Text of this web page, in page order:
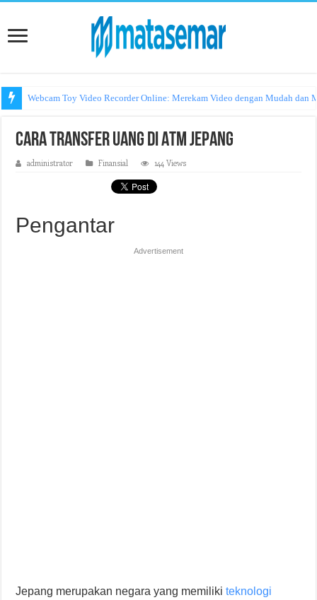
Webcam Toy Video Recorder Online: Merekam Video dengan Mudah dan
Cara Transfer Uang di ATM Jepang
administrator Finansial 144 Views
Pengantar
Advertisement
Jepang merupakan negara yang memilikiteknologi